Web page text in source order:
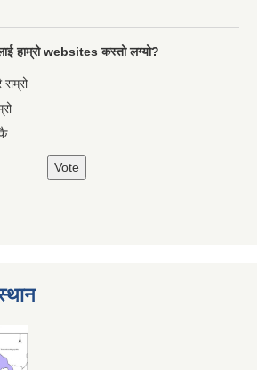
हाम्रो websites कस्तो लग्यो?